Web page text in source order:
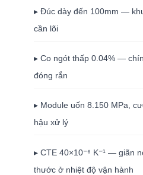
▸ Đúc dày đến 100mm —
cần lõi
▸ Co ngót thấp 0.04% —
đóng rắn
▸ Module uốn 8.150 MPa,
hậu xử lý
▸ CTE 40×10⁻⁶ K⁻¹ — giãn
thước ở nhiệt độ vận hành